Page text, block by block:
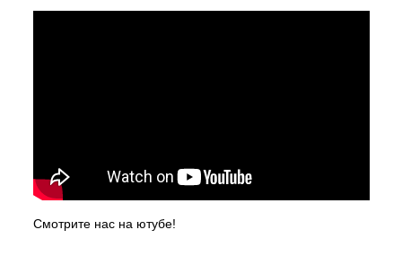
Смотрите нас на ютубе!